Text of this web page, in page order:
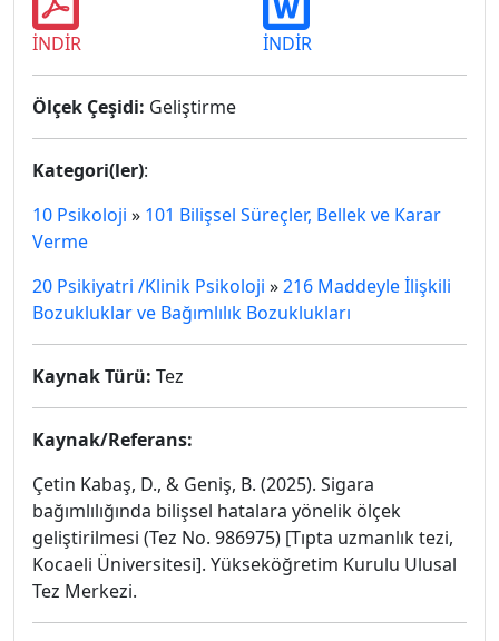
İNDİR İNDİR
Ölçek Çeşidi: Geliştirme
Kategori(ler):
10 Psikoloji » 101 Bilişsel Süreçler, Bellek ve Karar
Verme
20 Psikiyatri /Klinik Psikoloji »216 Maddeyle İlişkili
Bozukluklar ve Bağımlılık Bozuklukları
Kaynak Türü: Tez
Kaynak/Referans:
Çetin Kabaş, D., & Geniş, B. (2025). Sigara
bağımlılığında bilişsel hatalara yönelik ölçek
geliştirilmesi (Tez No. 986975) [Tıpta uzmanlık tezi,
Kocaeli Üniversitesi]. Yükseköğretim Kurulu Ulusal
Tez Merkezi.